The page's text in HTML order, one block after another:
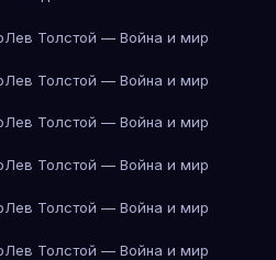
Лев Толстой — Война и мир
Лев Толстой — Война и мир
Лев Толстой — Война и мир
Лев Толстой — Война и мир
Лев Толстой — Война и мир
Лев Толстой — Война и мир